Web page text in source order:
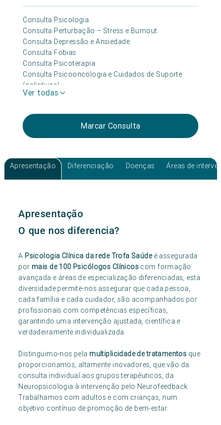
Consulta Psicologia
Consulta Perturbação – Stress e Burnout
Consulta Depressão e Ansiedade
Consulta Fobias
Consulta Psicoterapia
Consulta Psicooncologia e Cuidados de Suporte
(paliativos)
Ver todas
Marcar Consulta
Apresentação Diferenciação Doenças Áreas de
Apresentação
O que nos diferencia?
A Psicologia Clínica da rede Trofa Saúdeé assegurada
por mais de 100 Psicólogos Clínicos com formação
avançada e áreas de especialização diferenciadas, esta
diversidade permite-nos assegurar que cada pessoa,
cada família e cada cuidador, são acompanhados por
profissionais com competências específicas,
garantindo uma intervenção ajustada, científica e
verdadeiramente individualizada.
Distinguimo-nos pela multiplicidade de tratamentos que
proporcionamos, altamente inovadores, que vão da
consulta individual aos grupos terapêuticos, da
Neuropsicologia à intervenção pelo Neurofeedback.
Trabalhamos com adultos e com crianças, num
objetivo contínuo de promoção de bem-estar.